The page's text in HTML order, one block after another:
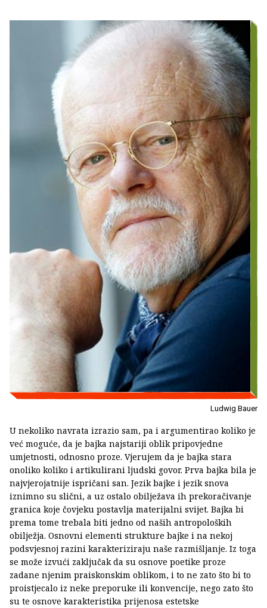
Ludwig Bauer
U nekoliko navrata izrazio sam, pa i argumentirao koliko je
već moguće, da je bajka najstariji oblik pripovjedne
umjetnosti, odnosno proze. Vjerujem da je bajka stara
onoliko koliko i artikulirani ljudski govor. Prva bajka bila je
najvjerojatnije ispričani san. Jezik bajke i jezik snova
iznimno su slični, a uz ostalo obilježava ih prekoračivanje
granica koje čovjeku postavlja materijalni svijet. Bajka bi
prema tome trebala biti jedno od naših antropoloških
obilježja. Osnovni elementi strukture bajke i na nekoj
podsvjesnoj razini karakteriziraju naše razmišljanje. Iz toga
se može izvući zaključak da su osnove poetike proze
zadane njenim praiskonskim oblikom, i to ne zato što bi to
proistjecalo iz neke preporuke ili konvencije, nego zato što
su te osnove karakteristika prijenosa estetske